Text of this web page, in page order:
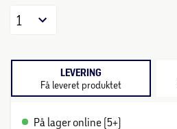
1
LEVERING
Få leveret produktet
På lager online (5+)